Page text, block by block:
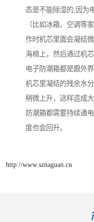
态是不能除湿的,因为
（比如冰箱、空调等
作时机芯里面会凝结
海棉上，然后通过机
电子防潮箱都是跟外
机芯里凝结的残余水
稍微上升，这样造成
防潮箱都需要持续通
度也会回升。
http://www.sznaguan.cn